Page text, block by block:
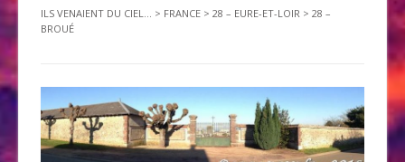
ILS VENAIENT DU CIEL... > FRANCE > 28 – EURE-ET-LOIR > 28 –
BROUÉ